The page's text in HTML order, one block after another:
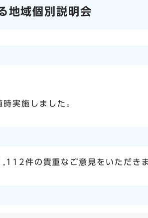
地域個別説明会
実施しました。
件の貴重なご意見をいただき